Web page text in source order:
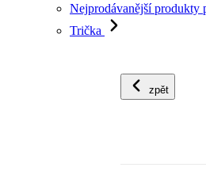
Nejprodávanější produkty
Trička
zpět